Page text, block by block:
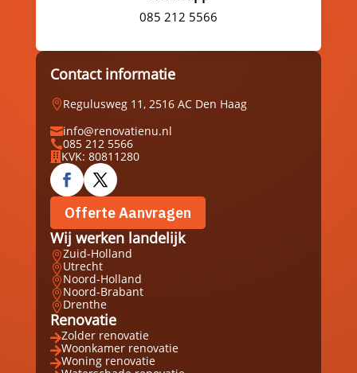
085 212 5566
Contact informatie
Regulusweg 11, 2516 AC Den Haag
info@renovatienu.nl
085 212 5566
 KVK: 80811280
Offerte Aanvragen
Wij werken landelijk
Zuid-Holland
Utrecht
Noord-Holland
Noord-Brabant
Drenthe
Renovatie
Zolder renovatie
Woonkamer renovatie
Woning renovatie